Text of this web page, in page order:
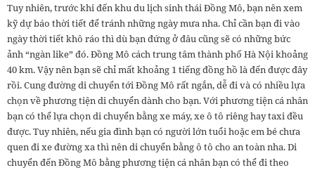
Tuy nhiên, trước khi đến khu du lịch sinh thái Đồng Mô, bạn nên xem
kỹ dự báo thời tiết để tránh những ngày mưa nha. Chỉ cần bạn đi vào
ngày thời tiết khô ráo thì dù bạn đứng ở đâu cũng sẽ có những bức
ảnh “ngàn like” đó. Đồng Mô cách trung tâm thành phố Hà Nội khoảng
40 km. Vậy nên bạn sẽ chỉ mất khoảng 1 tiếng đồng hồ là đến được đây
rồi. Cung đường di chuyển tới Đồng Mô rất ngắn, dễ đi và có nhiều lựa
chọn về phương tiện di chuyển dành cho bạn. Với phương tiện cá nhân
bạn có thể lựa chọn di chuyển bằng xe máy, xe ô tô riêng hay taxi đều
được. Tuy nhiên, nếu gia đình bạn có người lớn tuổi hoặc em bé chưa
quen đi xe đường xa thì nên di chuyển bằng ô tô cho an toàn nha. Di
chuyển đến Đồng Mô bằng phương tiện cá nhân bạn có thể đi theo